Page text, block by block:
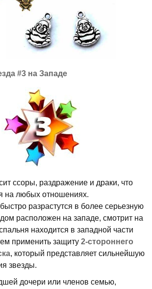
#3 на Западе
ссоры, раздражение и драки, что
на любых отношениях.
разрастутся в более серьезную
расположен на западе, смотрит на
находится в западной части
применить защиту 2-стороннего
, который представляет сильнейшую
звезды.
дочери или членов семью,